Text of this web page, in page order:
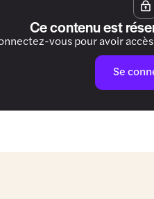
Ce contenu est
vous pour avoir
Se